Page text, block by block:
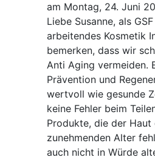
am Montag, 24. Juni
Liebe Susanne, als
arbeitendes Kosmetik
bemerken, dass wir
Anti Aging vermeiden.
Prävention und
wertvoll wie gesunde
keine Fehler beim
Produkte, die der
zunehmenden Alter
auch nicht in Würde